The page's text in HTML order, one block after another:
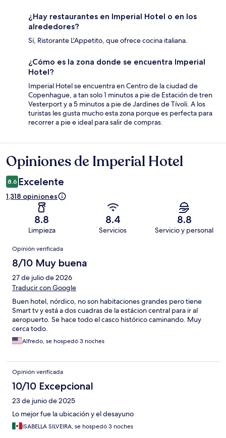
¿Hay restaurantes en Imperial Hotel o en los
alrededores?
Sí, Ristorante L'Appetito, que ofrece cocina italiana.
¿Cómo es la zona donde se encuentra Imperial
Hotel?
Imperial Hotel se encuentra en Centro de la ciudad de
Copenhague, a tan solo 1 minutos a pie de Estación de tren
Vesterport y a 5 minutos a pie de Jardines de Tívoli. A los
turistas les gusta mucho esta zona porque es perfecta para
recorrer a pie e ideal para salir de compras.
Opiniones
Opiniones de Imperial Hotel
8.6 Excelente
1,318 opiniones
8.8
Limpieza
8.4
Servicios
8.8
Servicio y personal
Opiniones
Opinión verificada
8/10 Muy buena
27 de julio de 2026
Traducir con Google
Buen hotel, nórdico, no son habitaciones grandes pero tiene
Smart tv y está a dos cuadras de la estácion central para ir al
aeropuerto. Se hace todo el casco histórico caminando. Muy
cerca todo.
Alfredo, se hospedó 3 noches
Opinión verificada
10/10 Excepcional
23 de junio de 2025
Lo mejor fue la ubicación y el desayuno
ISABELLA SILVEIRA, se hospedó 3 noches